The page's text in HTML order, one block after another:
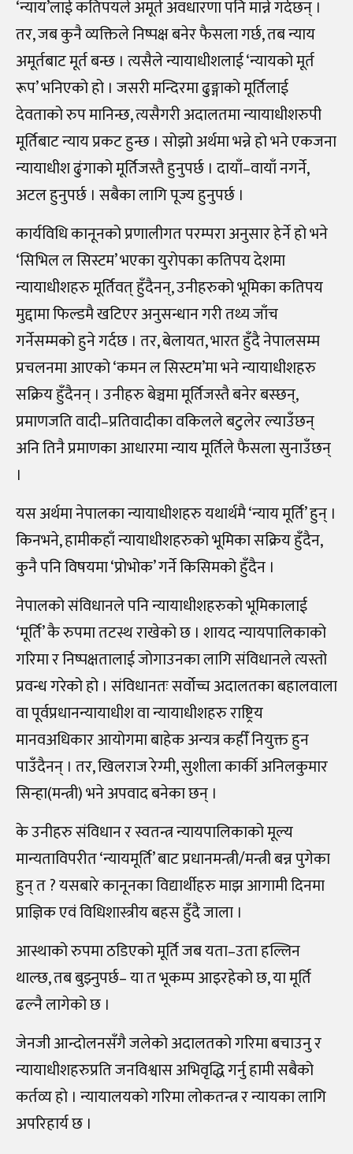
‘न्याय’लाई कतिपयले अमूर्त अवधारणा पनि मान्ने गर्दछन् ।
तर, जब कुनै व्यक्तिले निष्पक्ष बनेर फैसला गर्छ, तब न्याय
अमूर्तबाट मूर्त बन्छ । त्यसैले न्यायाधीशलाई ‘न्यायको मूर्त
रूप’ भनिएको हो । जसरी मन्दिरमा ढुङ्गाको मूर्तिलाई
देवताको रुप मानिन्छ, त्यसैगरी अदालतमा न्यायाधीशरुपी
मूर्तिबाट न्याय प्रकट हुन्छ । सोझो अर्थमा भन्ने हो भने एकजना
न्यायाधीश ढुंगाको मूर्तिजस्तै हुनुपर्छ । दायाँ–वायाँ नगर्ने,
अटल हुनुपर्छ । सबैका लागि पूज्य हुनुपर्छ ।
कार्यविधि कानूनको प्रणालीगत परम्परा अनुसार हेर्ने हो भने
‘सिभिल ल सिस्टम’ भएका युरोपका कतिपय देशमा
न्यायाधीशहरु मूर्तिवत् हुँदैनन्, उनीहरुको भूमिका कतिपय
मुद्दामा फिल्डमै खटिएर अनुसन्धान गरी तथ्य जाँच
गर्नेसम्मको हुने गर्दछ । तर, बेलायत, भारत हुँदै नेपालसम्म
प्रचलनमा आएको ‘कमन ल सिस्टम’मा भने न्यायाधीशहरु
सक्रिय हुँदैनन् । उनीहरु बेञ्चमा मूर्तिजस्तै बनेर बस्छन्,
प्रमाणजति वादी–प्रतिवादीका वकिलले बटुलेर ल्याउँछन्
अनि तिनै प्रमाणका आधारमा न्याय मूर्तिले फैसला सुनाउँछन्
।
यस अर्थमा नेपालका न्यायाधीशहरु यथार्थमै ‘न्याय मूर्ति’ हुन् ।
किनभने, हामीकहाँ न्यायाधीशहरुको भूमिका सक्रिय हुँदैन,
कुनै पनि विषयमा ‘प्रोभोक’ गर्ने किसिमको हुँदैन ।
नेपालको संविधानले पनि न्यायाधीशहरुको भूमिकालाई
‘मूर्ति’ कै रुपमा तटस्थ राखेको छ । शायद न्यायपालिकाको
गरिमा र निष्पक्षतालाई जोगाउनका लागि संविधानले त्यस्तो
प्रवन्ध गरेको हो । संविधानतः सर्वोच्च अदालतका बहालवाला
वा पूर्वप्रधानन्यायाधीश वा न्यायाधीशहरु राष्ट्रिय
मानवअधिकार आयोगमा बाहेक अन्यत्र कहीँ नियुक्त हुन
पाउँदैनन् । तर, खिलराज रेग्मी, सुशीला कार्की अनिलकुमार
सिन्हा(मन्त्री) भने अपवाद बनेका छन् ।
के उनीहरु संविधान र स्वतन्त्र न्यायपालिकाको मूल्य
मान्यताविपरीत ‘न्यायमूर्ति’ बाट प्रधानमन्त्री/मन्त्री बन्न पुगेका
हुन् त ? यसबारे कानूनका विद्यार्थीहरु माझ आगामी दिनमा
प्राज्ञिक एवं विधिशास्त्रीय बहस हुँदै जाला ।
आस्थाको रुपमा ठडिएको मूर्ति जब यता–उता हल्लिन
थाल्छ, तब बुझ्नुपर्छ– या त भूकम्प आइरहेको छ, या मूर्ति
ढल्नै लागेको छ ।
जेनजी आन्दोलनसँगै जलेको अदालतको गरिमा बचाउनु र
न्यायाधीशहरुप्रति जनविश्वास अभिवृद्धि गर्नु हामी सबैको
कर्तव्य हो । न्यायालयको गरिमा लोकतन्त्र र न्यायका लागि
अपरिहार्य छ ।